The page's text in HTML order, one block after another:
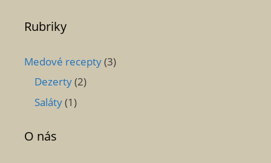
Rubriky
Medové recepty(3)
Dezerty(2)
Saláty(1)
O nás